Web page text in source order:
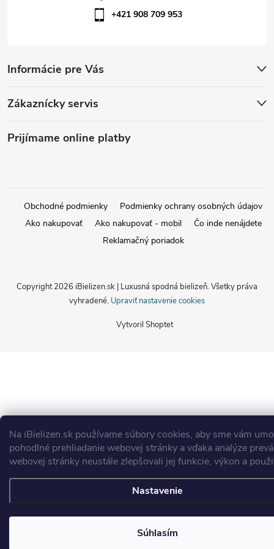
Na iBielizen.sk používame súbory cookies, aby sme vám
pohodlné prehliadanie webovej stránky a vďaka analýze
webovej stránky neustále zlepšovali jej funkcie, výkon a
Nastavenie
Súhlasím
i
u
Informácie pre Vás
Zákaznícky servis
Prijímame online platby
+421 908 709 953
Obchodné podmienky
Podmienky ochrany osobných údajov
Ako nakupovať
Ako nakupovať - mobil
Čo inde nenájdete
Reklamačný poriadok
Vytvoril Shoptet
Copyright 2026 iBielizen.sk | Luxusná spodná bielizeň. Všetky práva
vyhradené. Upraviť nastavenie cookies